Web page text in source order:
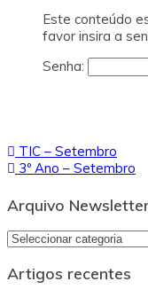
Este conteúdo
favor insira a
Senha:
Navegação
de
artigos
TIC – Setembro
3º Ano – Setembro
Arquivo
Arquivo
Artigos recentes